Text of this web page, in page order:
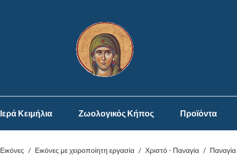
Ιερά Κειμήλια Ζωολογικός Κήπος Προϊόντα
Εικόνες / Εικόνες με χειροποίητη εργασία / Χριστό - Παναγία / Παναγία